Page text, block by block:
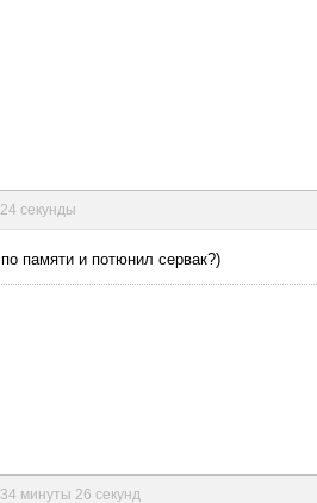
24 секунды
памяти и потюнил сервак?)
34 минуты 26 секунд